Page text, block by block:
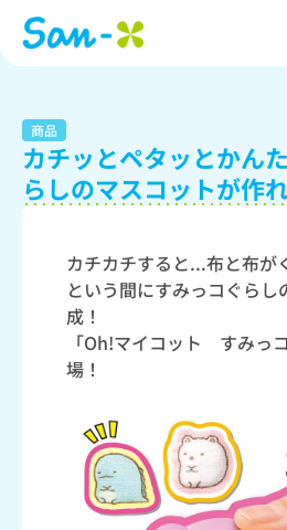
商品
カチッとペタッとかん
らしのマスコットが作
カチカチすると...布と布が
という間にすみっコぐら
成！
「Oh!マイコット すみっ
場！